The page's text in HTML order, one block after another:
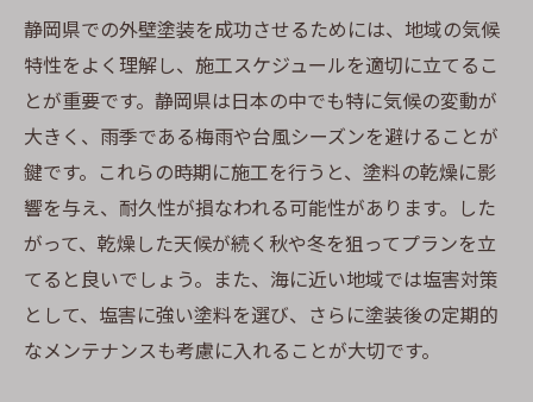
塗装面の下地処理の必要性
天候条件と施工日の調整
施工計画書の確認と理解
近隣への事前挨拶と協力
施工中の確認ポイントと対応策
地域の特性を活かした外壁塗装の選択肢
地域の自然環境と塗料の選択
地元のデザイン文化に合わせた色彩選び
環境負荷を考慮した持続可能な選択
静岡県での外壁塗装を成功させるためには、地域の気候
特性をよく理解し、施工スケジュールを適切に立てるこ
とが重要です。静岡県は日本の中でも特に気候の変動が
大きく、雨季である梅雨や台風シーズンを避けることが
鍵です。これらの時期に施工を行うと、塗料の乾燥に影
響を与え、耐久性が損なわれる可能性があります。した
がって、乾燥した天候が続く秋や冬を狙ってプランを立
てると良いでしょう。また、海に近い地域では塩害対策
として、塩害に強い塗料を選び、さらに塗装後の定期的
なメンテナンスも考慮に入れることが大切です。